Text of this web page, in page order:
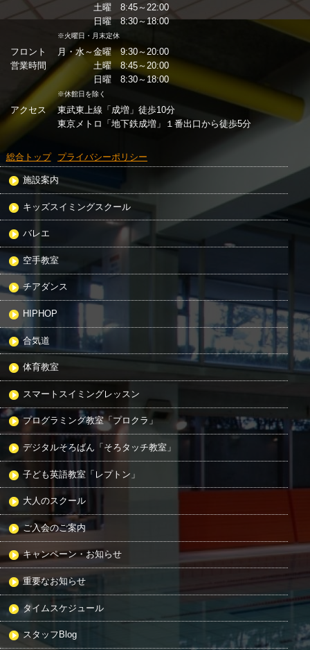
土曜 8:45～22:00
日曜 8:30～18:00
※火曜日・月末定休
フロント
営業時間
月・水～金曜 9:30～20:00
土曜 8:45～20:00
日曜 8:30～18:00
※休館日を除く
アクセス
東武東上線「成増」徒歩10分
東京メトロ「地下鉄成増」１番出口から徒歩5分
総合トップ プライバシーポリシー
施設案内
キッズスイミングスクール
バレエ
空手教室
チアダンス
HIPHOP
合気道
体育教室
スマートスイミングレッスン
プログラミング教室「プロクラ」
デジタルそろばん「そろタッチ教室」
子ども英語教室「レプトン」
大人のスクール
ご入会のご案内
キャンペーン・お知らせ
重要なお知らせ
タイムスケジュール
スタッフBlog